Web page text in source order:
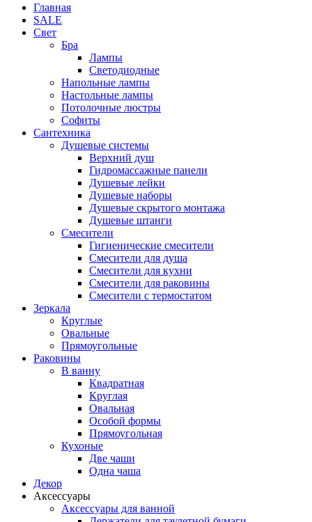
Главная
SALE
Свет
Бра
Лампы
Светодиодные
Напольные лампы
Настольные лампы
Потолочные люстры
Софиты
Сантехника
Душевые системы
Верхний душ
Гидромассажные панели
Душевые лейки
Душевые наборы
Душевые скрытого монтажа
Душевые штанги
Смесители
Гигиенические смесители
Смесители для душа
Смесители для кухни
Смесители для раковины
Смесители с термостатом
Зеркала
Круглые
Овальные
Прямоугольные
Раковины
В ванну
Квадратная
Круглая
Овальная
Особой формы
Прямоугольная
Кухоные
Две чаши
Одна чаша
Декор
Аксессуары
Аксессуары для ванной